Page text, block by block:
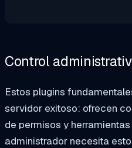
Control
Estos plugins
servidor exitoso: ofrecen
de permisos y
administrador necesita